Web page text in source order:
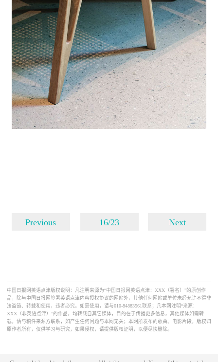
Previous 16/23 Next
中国日报网英语点津版权说明：凡注明来源为“中国日报网英语点津：XXX（署名）”的原创作
品，除与中国日报网签署英语点津内容授权协议的网站外，其他任何网站或单位未经允许不得非
法盗链、转载和使用，违者必究。如需使用，请与010-84883561联系；凡本网注明“来源：
XXX（非英语点津）”的作品，均转载自其它媒体，目的在于传播更多信息，其他媒体如需转
载，请与稿件来源方联系，如产生任何问题与本网无关；本网所发布的歌曲、电影片段，版权归
原作者所有，仅供学习与研究，如果侵权，请提供版权证明，以便尽快删除。